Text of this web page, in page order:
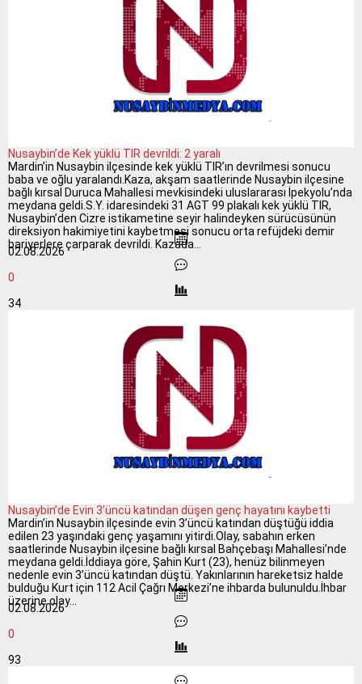
Nusaybin’de Kek yüklü TIR devrildi: 2 yaralı
Mardin’in Nusaybin ilçesinde kek yüklü TIR’ın devrilmesi sonucu
baba ve oğlu yaralandı.Kaza, akşam saatlerinde Nusaybin ilçesine
bağlı kırsal Duruca Mahallesi mevkisindeki uluslararası İpekyolu’nda
meydana geldi.S.Y. idaresindeki 31 AGT 99 plakalı kek yüklü TIR,
Nusaybin’den Cizre istikametine seyir halindeyken sürücüsünün
direksiyon hakimiyetini kaybetmesi sonucu orta refüjdeki demir
bariyerlere çarparak devrildi. Kazada...
02.08.2026
0
34
Nusaybin’de Evin 3’üncü katından düşen genç hayatını kaybetti
Mardin’in Nusaybin ilçesinde evin 3’üncü katından düştüğü iddia
edilen 23 yaşındaki genç yaşamını yitirdi.Olay, sabahın erken
saatlerinde Nusaybin ilçesine bağlı kırsal Bahçebaşı Mahallesi’nde
meydana geldi.İddiaya göre, Şahin Kurt (23), henüz bilinmeyen
nedenle evin 3’üncü katından düştü. Yakınlarının hareketsiz halde
bulduğu Kurt için 112 Acil Çağrı Merkezi’ne ihbarda bulunuldu.İhbar
üzerine olay...
02.08.2026
0
93